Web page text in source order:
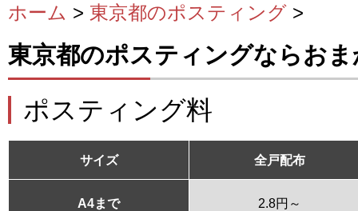
ホーム > 東京都のポスティング >
東京都のポスティングならお
ポスティング料
サイズ 全戸配布
A4まで 2.8円～